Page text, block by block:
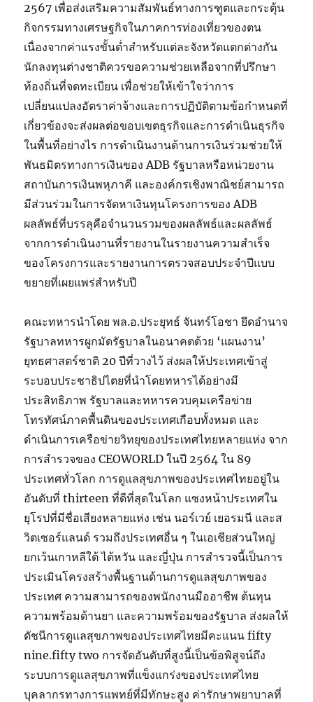
2567 เพื่อส่งเสริมความสัมพันธ์ทางการฑูตและกระตุ้น
กิจกรรมทางเศรษฐกิจในภาคการท่องเที่ยวของตน
เนื่องจากค่าแรงขั้นต่ำสำหรับแต่ละจังหวัดแตกต่างกัน
นักลงทุนต่างชาติควรขอความช่วยเหลือจากที่ปรึกษา
ท้องถิ่นที่จดทะเบียน เพื่อช่วยให้เข้าใจว่าการ
เปลี่ยนแปลงอัตราค่าจ้างและการปฏิบัติตามข้อกำหนดที่
เกี่ยวข้องจะส่งผลต่อขอบเขตธุรกิจและการดำเนินธุรกิจ
ในพื้นที่อย่างไร การดำเนินงานด้านการเงินร่วมช่วยให้
พันธมิตรทางการเงินของ ADB รัฐบาลหรือหน่วยงาน
สถาบันการเงินพหุภาคี และองค์กรเชิงพาณิชย์สามารถ
มีส่วนร่วมในการจัดหาเงินทุนโครงการของ ADB
ผลลัพธ์ที่บรรลุคือจำนวนรวมของผลลัพธ์และผลลัพธ์
จากการดำเนินงานที่รายงานในรายงานความสำเร็จ
ของโครงการและรายงานการตรวจสอบประจำปีแบบ
ขยายที่เผยแพร่สำหรับปี
คณะทหารนำโดย พล.อ.ประยุทธ์ จันทร์โอชา ยึดอำนาจ
รัฐบาลทหารผูกมัดรัฐบาลในอนาคตด้วย ‘แผนงาน’
ยุทธศาสตร์ชาติ 20 ปีที่วางไว้ ส่งผลให้ประเทศเข้าสู่
ระบอบประชาธิปไตยที่นำโดยทหารได้อย่างมี
ประสิทธิภาพ รัฐบาลและทหารควบคุมเครือข่าย
โทรทัศน์ภาคพื้นดินของประเทศเกือบทั้งหมด และ
ดำเนินการเครือข่ายวิทยุของประเทศไทยหลายแห่ง จาก
การสำรวจของ CEOWORLD ในปี 2564 ใน 89
ประเทศทั่วโลก การดูแลสุขภาพของประเทศไทยอยู่ใน
อันดับที่ thirteen ที่ดีที่สุดในโลก แซงหน้าประเทศใน
ยุโรปที่มีชื่อเสียงหลายแห่ง เช่น นอร์เวย์ เยอรมนี และส
วิตเซอร์แลนด์ รวมถึงประเทศอื่น ๆ ในเอเชียส่วนใหญ่
ยกเว้นเกาหลีใต้ ไต้หวัน และญี่ปุ่น การสำรวจนี้เป็นการ
ประเมินโครงสร้างพื้นฐานด้านการดูแลสุขภาพของ
ประเทศ ความสามารถของพนักงานมืออาชีพ ต้นทุน
ความพร้อมด้านยา และความพร้อมของรัฐบาล ส่งผลให้
ดัชนีการดูแลสุขภาพของประเทศไทยมีคะแนน fifty
nine.fifty two การจัดอันดับที่สูงนี้เป็นข้อพิสูจน์ถึง
ระบบการดูแลสุขภาพที่แข็งแกร่งของประเทศไทย
บุคลากรทางการแพทย์ที่มีทักษะสูง ค่ารักษาพยาบาลที่